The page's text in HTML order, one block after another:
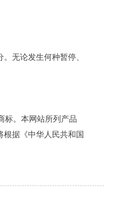
无论发生何种暂停、
标。本网站所列产品
据《中华人民共和国